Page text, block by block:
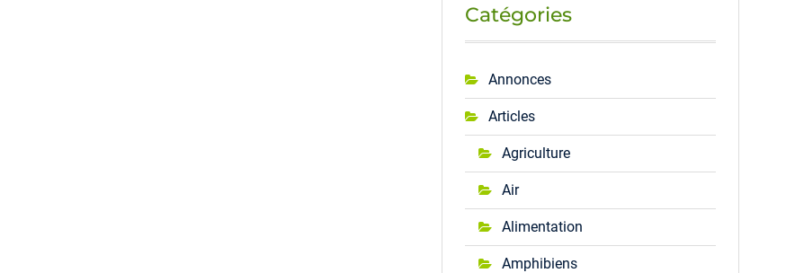
Catégories
Annonces
Articles
Agriculture
Air
Alimentation
Amphibiens